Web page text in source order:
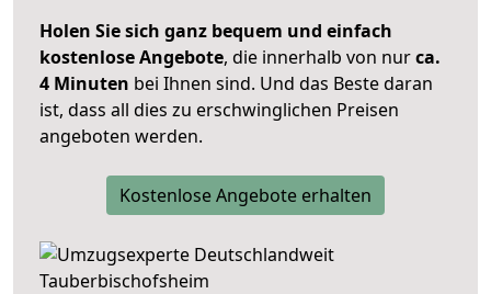
Holen Sie sich ganz bequem und einfach
kostenlose Angebote, die innerhalb von nurca.
4 Minuten bei Ihnen sind. Und das Beste daran
ist, dass all dies zu erschwinglichen Preisen
angeboten werden.
Kostenlose Angebote erhalten